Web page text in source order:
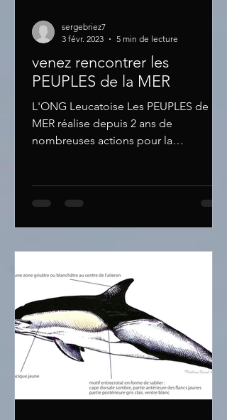
venez rencontrer les
PEUPLES de la MER
L'ONG Leucatoise Les PEUPLES de la
MER réalise depuis 2 ans de
nombreuses actions pour la
sergebriez7
3 févr. 2023
5 min de lecture